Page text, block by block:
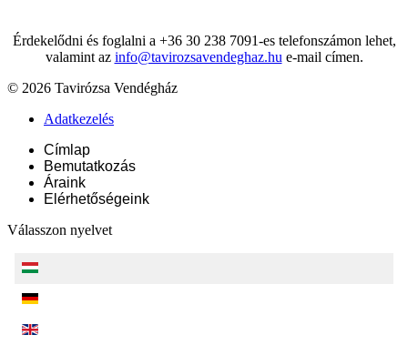
Érdekelődni és foglalni a +36 30 238 7091-es telefonszámon lehet,
valamint az info@tavirozsavendeghaz.hu e-mail címen.
© 2026 Tavirózsa Vendégház
Adatkezelés
Címlap
Bemutatkozás
Áraink
Elérhetőségeink
Válasszon nyelvet